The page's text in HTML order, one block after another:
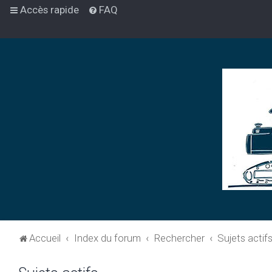
Accès rapide FAQ
Accueil Index du forum Rechercher Sujets